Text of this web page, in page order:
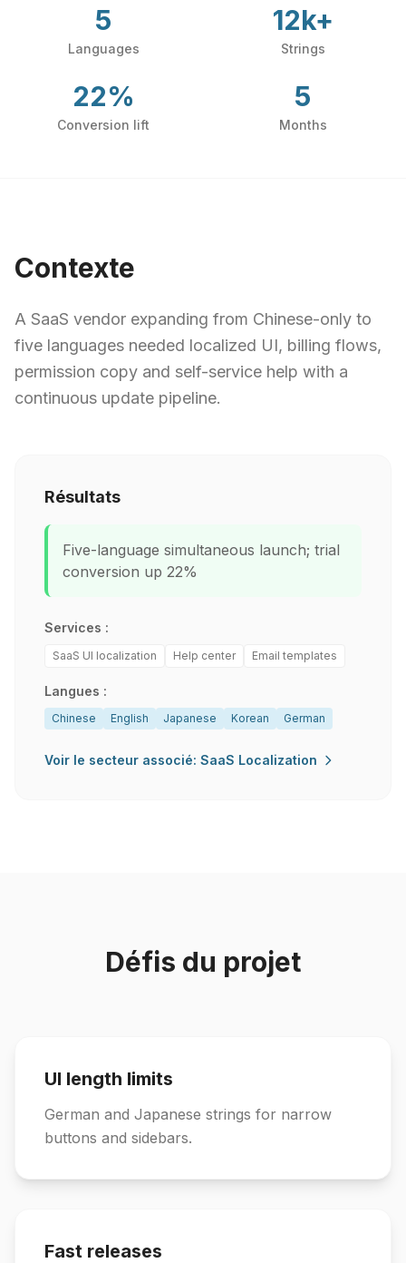
5
Languages
12k+
Strings
22%
Conversion lift
5
Months
Contexte
A SaaS vendor expanding from Chinese-only to
five languages needed localized UI, billing flows,
permission copy and self-service help with a
continuous update pipeline.
Résultats
Five-language simultaneous launch; trial
conversion up 22%
Services :
SaaS UI localization Help center Email templates
Langues :
Chinese English Japanese Korean German
Voir le secteur associé: SaaS Localization
Défis du projet
UI length limits
German and Japanese strings for narrow
buttons and sidebars.
Fast releases